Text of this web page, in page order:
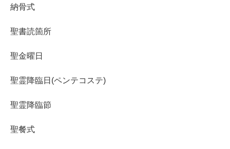
納骨式
聖書読箇所
聖金曜日
聖霊降臨日(ペンテコステ)
聖霊降臨節
聖餐式